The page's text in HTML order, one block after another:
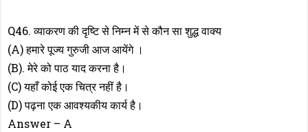
Q46. व्याकरण की दृष्टि से निम्न में से कौन सा शुद्ध वाक्य
(A) हमारे पूज्य गुरुजी आज आयेंगे ।
(B). मेरे को पाठ याद करना है।
(C) यहाँ कोई एक चित्र नहीं है।
(D) पढ़ना एक आवश्यकीय कार्य है।
Answer – A